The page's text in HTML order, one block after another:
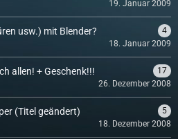
19. Januar 2009
usw.) mit Blender?
4
18. Januar 2009
allen! + Geschenk!!!
17
26. Dezember 2008
(Titel geändert)
5
18. Dezember 2008